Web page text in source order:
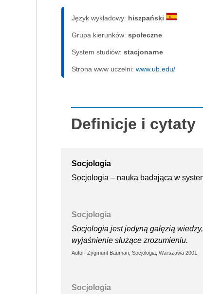
Język wykładowy: hiszpański
Grupa kierunków: społeczne
System studiów: sta­cjo­nar­ne
Strona www uczelni: www.ub.edu/
Definicje i cytaty
Socjologia
Socjologia – nauka badająca w
Socjologia
Socjologia jest jedyną gałęzią
wyjaśnienie służące zrozumieniu.
Autor: Zygmunt Bauman, Socjologia, Warszawa 2001.
Socjologia